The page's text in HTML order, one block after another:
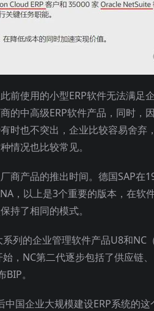
前使用的小型ERP软件无法满足
的中高级ERP软件产品，同时，
时也不突出，企业比较容易舍
情况也比较常见。
商产品的推出时间。德国SAP
，以上是3个重要的版本，在软
持了相同的模式。
列的企业管理软件产品U8和
，NC第二代逐步包括了供应链
。
国企业大规模建设ERP系统的